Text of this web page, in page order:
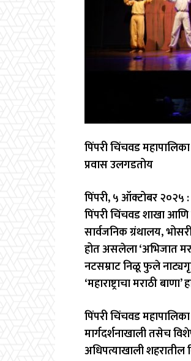
पिंपरी चिंचवड
प्रवास उलगडतोय
पिंपरी, ५ ऑक्टोबर २०२५
पिंपरी चिंचवड शाखा आणि
सार्वजनिक ग्रंथालय,
होत असलेला ‘अभिजात
नटसम्राट निळू फुले
‘महाराष्ट्राचा मराठी
पिंपरी चिंचवड
मार्गदर्शनाखाली तसेच
अधिपत्याखाली